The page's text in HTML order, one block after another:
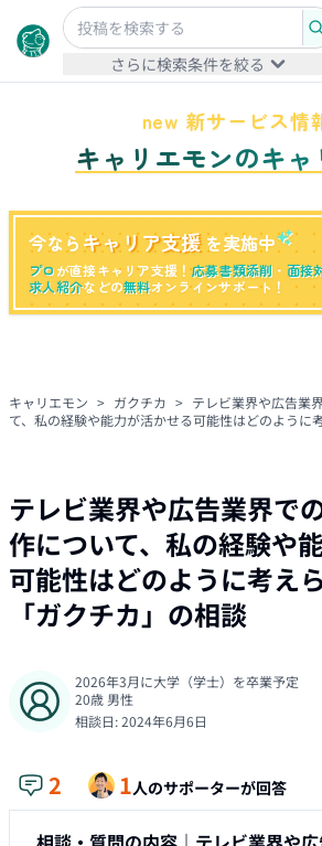
さらに検索条件を絞る
new 新サービス情
キャリエモンのキ
今なら キャリア支援 を実施中
プロが直接キャリア支援！応募書類添削 ・ 面接
求人紹介などの無料オンラインサポート！
キャリエモン > ガクチカ > テレビ業界や広告業
て、私の経験や能力が活かせる可能性はどのように
テレビ業界や広告業界で
作について、私の経験や
可能性はどのように考え
「ガクチカ」の相談
2026年3月に大学（学士）を卒業予定
20歳 男性
相談日:2024年6月6日
2 1人のサポーターが回答